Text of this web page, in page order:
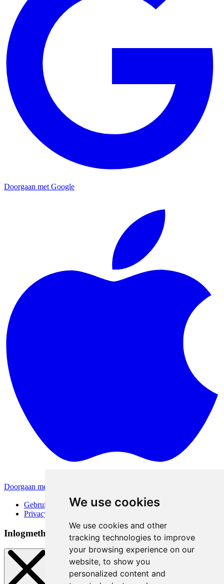
We use cookies
We use cookies and other
tracking technologies to improve
your browsing experience on our
website, to show you
personalized content and
Doorgaan met Google
Doorgaan met Apple
Gebruiksvoorwaarden
Privacybeleid
Inlogmethoden